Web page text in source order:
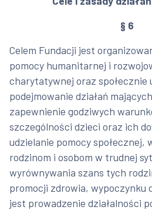
§ 6
Celem Fundacji jest
pomocy humanitarnej i
charytatywnej oraz społecznie
podejmowanie działań
zapewnienie godziwych
szczególności dzieci oraz ich
udzielanie pomocy społecznej,
rodzinom i osobom w trudnej
wyrównywania szans tych
promocji zdrowia, wypoczynku
jest prowadzenie działalności